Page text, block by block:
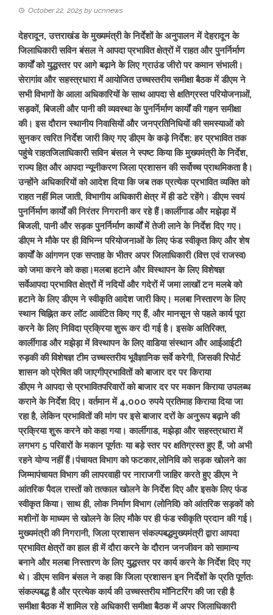
October 22, 2025 by ucnnews
देहरादून, उत्तराखंड के मुख्यमंत्री के निर्देशों के अनुपालन में देहरादून के
जिलाधिकारी सविन बंसल ने आपदा प्रभावित क्षेत्रों में राहत और पुनर्निर्माण
कार्यों को युद्धस्तर पर आगे बढ़ाने के लिए ग्राउंड जीरो पर कमान संभाली।
सेरागांव और सहस्त्रधारा में आयोजित उच्चस्तरीय समीक्षा बैठक में डीएम ने
सभी विभागों के आला अधिकारियों के साथ आपदा से क्षतिग्रस्त परियोजनाओं,
सड़कों, बिजली और पानी की व्यवस्था के पुनर्निर्माण कार्यों की गहन समीक्षा
की। इस दौरान स्थानीय निवासियों और जनप्रतिनिधियों की समस्याओं को
सुनकर त्वरित निर्देश जारी किए गए डीएम के कड़े निर्देश: हर प्रभावित तक
पहुंचे राहतजिलाधिकारी सविन बंसल ने स्पष्ट किया कि मुख्यमंत्री के निर्देश,
राज्य हित और आपदा न्यूनीकरण जिला प्रशासन की सर्वोच्च प्राथमिकता है।
उन्होंने अधिकारियों को आदेश दिया कि जब तक प्रत्येक प्रभावित व्यक्ति को
राहत नहीं मिल जाती, विभागीय अधिकारी क्षेत्र में ही डटे रहेंगे। डीएम स्वयं
पुनर्निर्माण कार्यों की निरंतर निगरानी कर रहे हैं।कार्लीगाड और मझेड़ा में
बिजली, पानी और सड़क पुनर्निर्माण कार्यों में तेजी लाने के निर्देश दिए गए।
डीएम ने मौके पर ही विभिन्न परियोजनाओं के लिए फंड स्वीकृत किए और शेष
कार्यों के आंगणन एक सप्ताह के भीतर अपर जिलाधिकारी (वित्त एवं राजस्व)
को जमा करने को कहा।मलबा हटाने और विस्थापन के लिए विशेषज्ञ
सर्वेआपदा प्रभावित क्षेत्रों में नदियों और गदेरों में जमा लाखों टन मलबे को
हटाने के लिए डीएम ने स्वीकृति आदेश जारी किए। मलबा निस्तारण के लिए
स्थान चिह्नित कर लॉट आवंटित किए गए हैं, और मानसून से पहले कार्य पूरा
करने के लिए निविदा प्रक्रिया शुरू कर दी गई है। इसके अतिरिक्त,
कार्लीगाड और मझेड़ा में विस्थापन के लिए वाडिया संस्थान और आईआईटी
रुड़की की विशेषज्ञ टीम उच्चस्तरीय भूवैज्ञानिक सर्वे करेगी, जिसकी रिपोर्ट
शासन को प्रेषित की जाएगीप्रभावितों को बाजार दर पर किराया
डीएम ने आपदा से प्रभावितपरिवारों को बाजार दर पर मकान किराया उपलब्ध
कराने के निर्देश दिए। वर्तमान में 4,000 रुपये प्रतिमाह किराया दिया जा
रहा है, लेकिन प्रभावितों की मांग पर इसे बाजार दरों के अनुरूप बढ़ाने की
प्रक्रिया शुरू करने को कहा गया। कार्लीगाड, मझेड़ा और सहस्त्रधारा में
लगभग 5 परिवारों के मकान पूर्णतः या बड़े स्तर पर क्षतिग्रस्त हुए हैं, जो अभी
रहने योग्य नहीं हैं।पंचायत विभाग को फटकार,लोनिवि को सड़क खोलने का
जिम्मापंचायत विभाग की लापरवाही पर नाराजगी जाहिर करते हुए डीएम ने
आंतरिक पैदल रास्तों को तत्काल खोलने के निर्देश दिए और इसके लिए फंड
स्वीकृत किया। साथ ही, लोक निर्माण विभाग (लोनिवि) को आंतरिक सड़कों को
मशीनों के माध्यम से खोलने के लिए मौके पर ही फंड स्वीकृति प्रदान की गई।
मुख्यमंत्री की निगरानी, जिला प्रशासन संकल्पबद्धमुख्यमंत्री द्वारा आपदा
प्रभावित क्षेत्रों का हाल ही में दौरा करने के दौरान जनजीवन को सामान्य
बनाने और मलबा निस्तारण के लिए युद्धस्तर पर कार्य करने के निर्देश दिए गए
थे। डीएम सविन बंसल ने कहा कि जिला प्रशासन इन निर्देशों के प्रति पूर्णतः
संकल्पबद्ध है और प्रत्येक कार्य की उच्चस्तरीय मॉनिटरिंग की जा रही है
समीक्षा बैठक में शामिल रहे अधिकारी समीक्षा बैठक में अपर जिलाधिकारी